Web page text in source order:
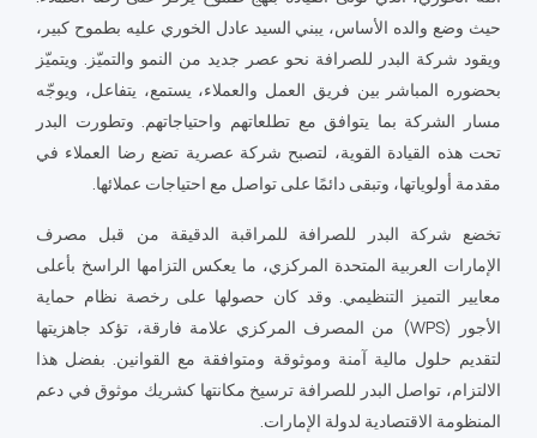
حيث وضع والده الأساس، يبني السيد عادل الخوري عليه بطموح كبير،
ويقود شركة البدر للصرافة نحو عصر جديد من النمو والتميّز. ويتميّز
بحضوره المباشر بين فريق العمل والعملاء، يستمع، يتفاعل، ويوجّه
مسار الشركة بما يتوافق مع تطلعاتهم واحتياجاتهم. وتطورت البدر
تحت هذه القيادة القوية، لتصبح شركة عصرية تضع رضا العملاء في
مقدمة أولوياتها، وتبقى دائمًا على تواصل مع احتياجات عملائها.
تخضع شركة البدر للصرافة للمراقبة الدقيقة من قبل مصرف
الإمارات العربية المتحدة المركزي، ما يعكس التزامها الراسخ بأعلى
معايير التميز التنظيمي. وقد كان حصولها على رخصة نظام حماية
الأجور (WPS) من المصرف المركزي علامة فارقة، تؤكد جاهزيتها
لتقديم حلول مالية آمنة وموثوقة ومتوافقة مع القوانين. بفضل هذا
الالتزام، تواصل البدر للصرافة ترسيخ مكانتها كشريك موثوق في دعم
المنظومة الاقتصادية لدولة الإمارات.